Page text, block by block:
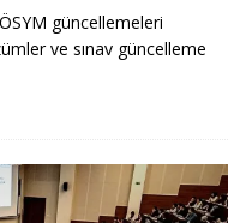
güncellemeleri
ve sınav güncelleme